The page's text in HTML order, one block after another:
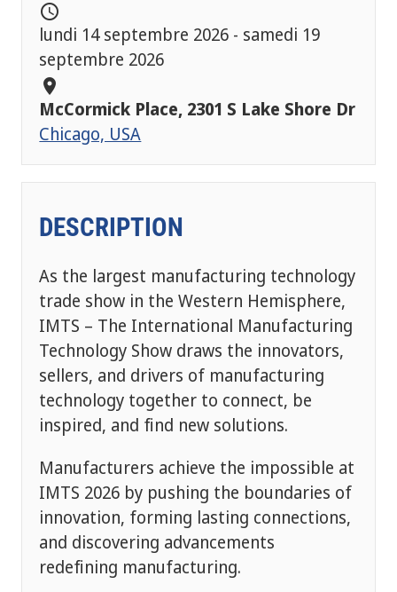
schedule
lundi 14 septembre 2026 - samedi 19
septembre 2026
location_on
McCormick Place, 2301 S Lake Shore Dr
Chicago, USA
DESCRIPTION
As the largest manufacturing technology
trade show in the Western Hemisphere,
IMTS – The International Manufacturing
Technology Show draws the innovators,
sellers, and drivers of manufacturing
technology together to connect, be
inspired, and find new solutions.
Manufacturers achieve the impossible at
IMTS 2026 by pushing the boundaries of
innovation, forming lasting connections,
and discovering advancements
redefining manufacturing.